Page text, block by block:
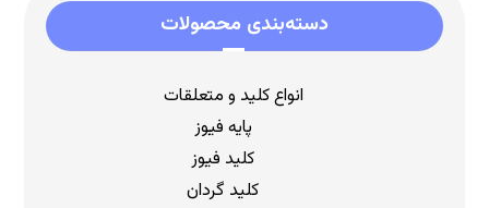
دسته‌بندی محصولات
انواع کلید و متعلقات
پایه فیوز
کلید فیوز
کلید گردان